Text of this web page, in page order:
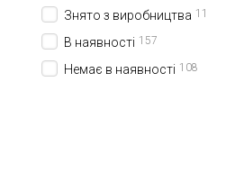
Знято з виробництва 11
В наявності 157
Немає в наявності 108